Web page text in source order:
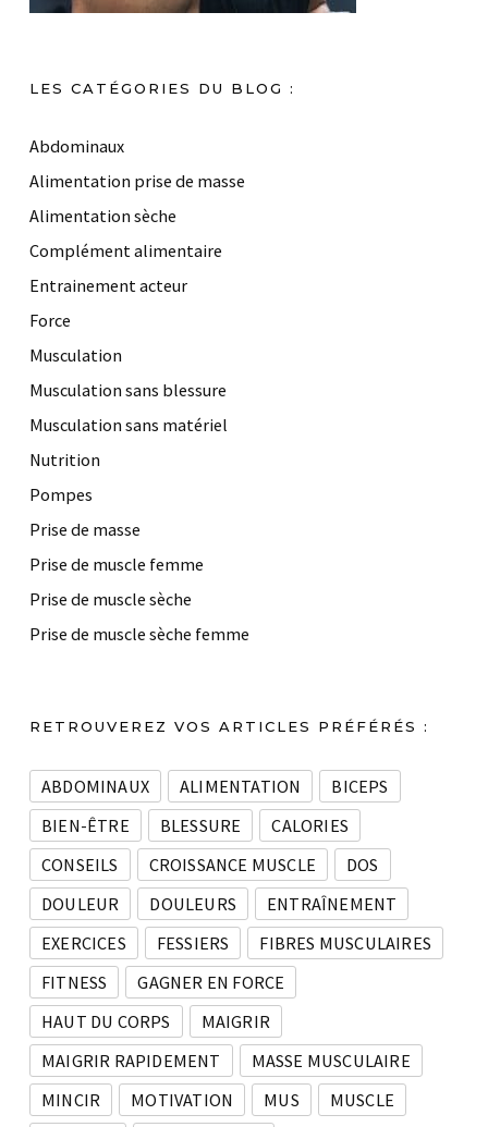
LES CATÉGORIES DU BLOG :
Abdominaux
Alimentation prise de masse
Alimentation sèche
Complément alimentaire
Entrainement acteur
Force
Musculation
Musculation sans blessure
Musculation sans matériel
Nutrition
Pompes
Prise de masse
Prise de muscle femme
Prise de muscle sèche
Prise de muscle sèche femme
RETROUVEREZ VOS ARTICLES PRÉFÉRÉS :
ABDOMINAUX ALIMENTATION
BICEPS
BIEN-ÊTRE
BLESSURE
CALORIES
CONSEILS
CROISSANCE MUSCLE
DOS
DOULEUR
DOULEURS
ENTRAÎNEMENT
EXERCICES
FESSIERS
FIBRES MUSCULAIRES
FITNESS
GAGNER EN FORCE
HAUT DU CORPS
MAIGRIR
MAIGRIR RAPIDEMENT
MASSE MUSCULAIRE
MINCIR
MOTIVATION MUS
MUSCLE